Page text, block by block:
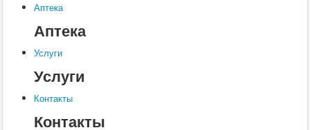
Аптека
Аптека
Услуги
Услуги
Контакты
Контакты